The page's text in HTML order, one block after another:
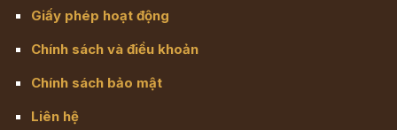
Giấy phép hoạt động
Chính sách và điều khoản
Chính sách bảo mật
Liên hệ